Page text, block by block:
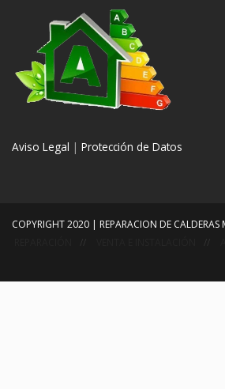
Aviso Legal | Protección de Datos
COPYRIGHT 2020 | REPARACION DE CALDERAS